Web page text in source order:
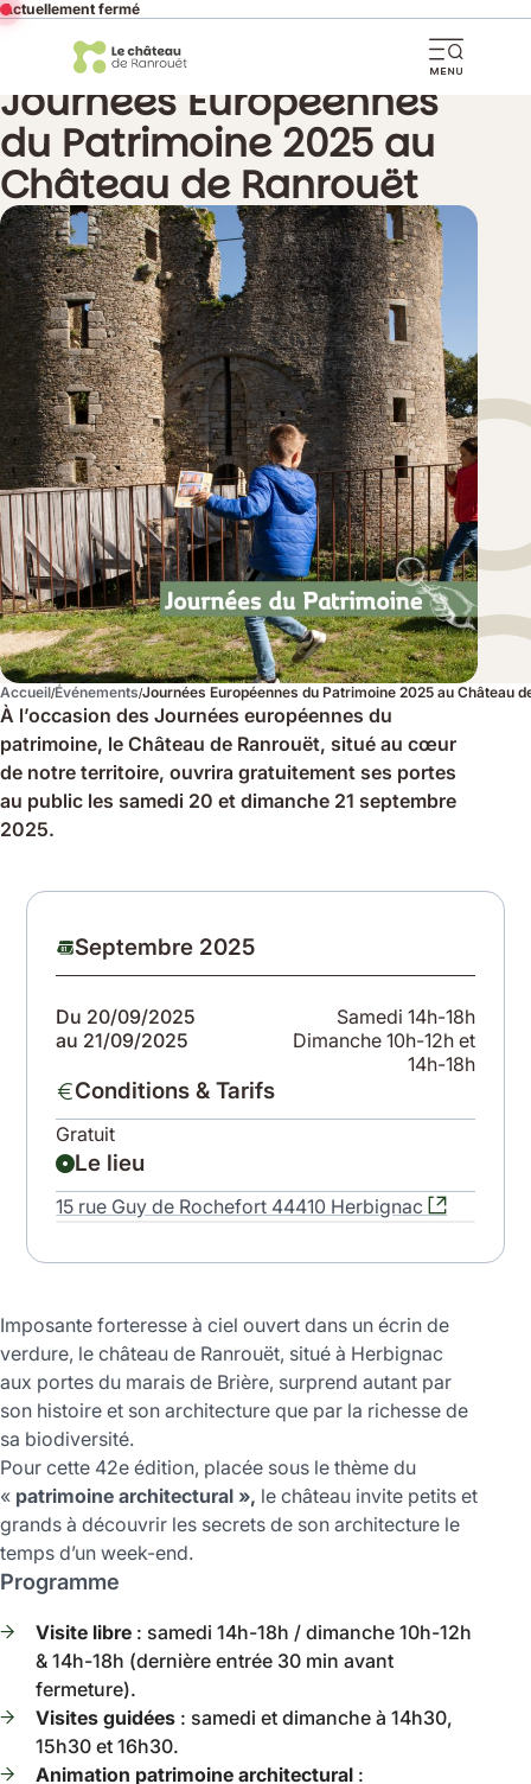
Actuellement fermé
Partager cette page
Journées Européennes
du Patrimoine 2025 au
Château de Ranrouët
Accueil Événements Journées Européennes du Patrimoine 2025 au Château
À l’occasion des Journées européennes du
patrimoine, le Château de Ranrouët, situé au cœur
de notre territoire, ouvrira gratuitement ses portes
au public les samedi 20 et dimanche 21 septembre
2025.
Dates
importantes
à
venir
Septembre 2025
Du 20/09/2025
au 21/09/2025
Samedi 14h-18h
Dimanche 10h-12h et
14h-18h
Conditions & Tarifs
Gratuit
Le lieu
15 rue Guy de Rochefort 44410 Herbignac
Leaflet|©OpenStreetMapcontributors
Imposante forteresse à ciel ouvert dans un écrin de
verdure, le château de Ranrouët, situé à Herbignac
aux portes du marais de Brière, surprend autant par
son histoire et son architecture que par la richesse de
sa biodiversité.
Pour cette 42e édition, placée sous le thème du
« patrimoine architectural », le château invite petits et
grands à découvrir les secrets de son architecture le
temps d’un week-end.
Programme
Visite libre : samedi 14h-18h / dimanche 10h-12h
& 14h-18h (dernière entrée 30 min avant
fermeture).
Visites guidées : samedi et dimanche à 14h30,
15h30 et 16h30.
Animation patrimoine architectural :